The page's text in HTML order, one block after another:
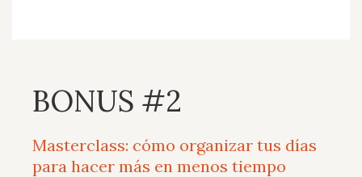
BONUS #2
Masterclass: cómo organizar tus días
para hacer más en menos tiempo